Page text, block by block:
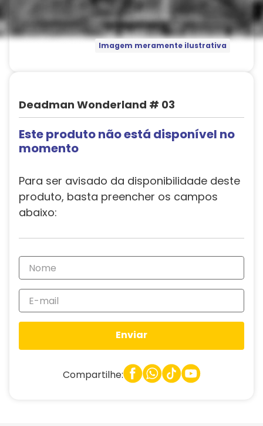
Imagem meramente ilustrativa
Deadman Wonderland # 03
Este produto não está disponível no
momento
Para ser avisado da disponibilidade deste
produto, basta preencher os campos
abaixo:
Enviar
Compartilhe: